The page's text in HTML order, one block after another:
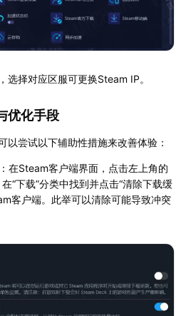
选择对应区服可更换Steam IP。
优化手段
以尝试以下辅助性措施来改善体验：
在Steam客户端界面，点击左上角的
“下载”分类中找到并点击“清除下载缓
客户端。此举可以清除可能导致冲突